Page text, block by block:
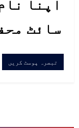
تفریح کے
رپورٹ کے
اپنا
سائٹ